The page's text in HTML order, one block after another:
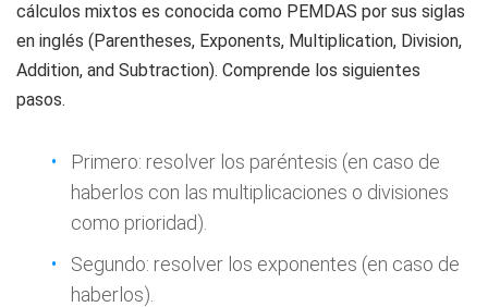
cálculos mixtos es conocida como PEMDAS por sus siglas
en inglés (Parentheses, Exponents, Multiplication, Division,
Addition, and Subtraction). Comprende los siguientes
pasos.
Primero: resolver los paréntesis (en caso de
haberlos con las multiplicaciones o divisiones
como prioridad).
Segundo: resolver los exponentes (en caso de
haberlos).